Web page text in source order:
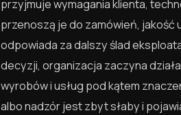
przyjmuje wymagania klienta,
przenoszą je do zamówień,
odpowiada za dalszy ślad
decyzji, organizacja zaczyna
wyrobów i usług pod kątem
albo nadzór jest zbyt słaby i